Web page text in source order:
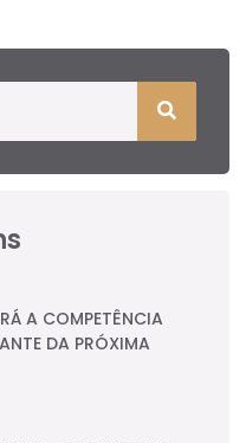
A COMPETÊNCIA
DA PRÓXIMA